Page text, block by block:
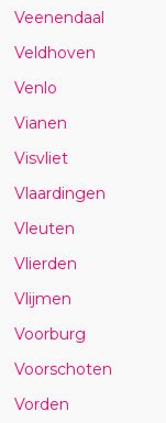
Veenendaal
Veldhoven
Venlo
Vianen
Visvliet
Vlaardingen
Vleuten
Vlierden
Vlijmen
Voorburg
Voorschoten
Vorden